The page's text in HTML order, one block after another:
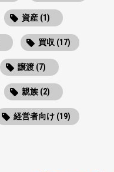
資産 (1)
買収 (17)
譲渡 (7)
親族 (2)
経営者向け (19)